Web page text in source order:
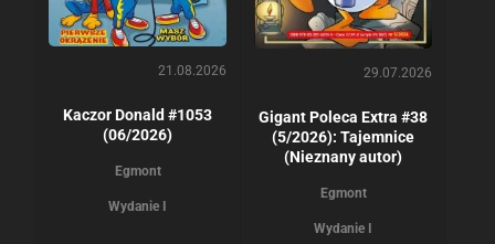
21.08.2026
Kaczor Donald #1053
(06/2026)
Egmont
Wydanie I
29.07.2026
Gigant Poleca Extra #38
(5/2026): Tajemnice
(Nieznany autor)
Egmont
Wydanie I